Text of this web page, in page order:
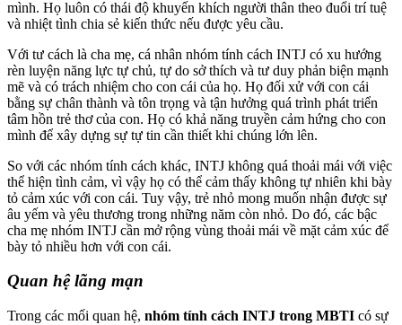
mình. Họ luôn có thái độ khuyến khích người thân theo đuổi trí tuệ
và nhiệt tình chia sẻ kiến thức nếu được yêu cầu.
Với tư cách là cha mẹ, cá nhân nhóm tính cách INTJ có xu hướng
rèn luyện năng lực tự chủ, tự do sở thích và tư duy phản biện mạnh
mẽ và có trách nhiệm cho con cái của họ. Họ đối xử với con cái
bằng sự chân thành và tôn trọng và tận hưởng quá trình phát triển
tâm hồn trẻ thơ của con. Họ có khả năng truyền cảm hứng cho con
mình để xây dựng sự tự tin cần thiết khi chúng lớn lên.
So với các nhóm tính cách khác, INTJ không quá thoải mái với việc
thể hiện tình cảm, vì vậy họ có thể cảm thấy không tự nhiên khi bày
tỏ cảm xúc với con cái. Tuy vậy, trẻ nhỏ mong muốn nhận được sự
âu yếm và yêu thương trong những năm còn nhỏ. Do đó, các bậc
cha mẹ nhóm INTJ cần mở rộng vùng thoải mái về mặt cảm xúc để
bày tỏ nhiều hơn với con cái.
Quan hệ lãng mạn
Trong các mối quan hệ, nhóm tính cách INTJ trong MBTI có sự